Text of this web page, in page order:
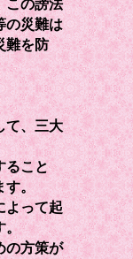
この謗法
の災難は
難を防
て、三大
ること
す。
よって起
。
の方策が